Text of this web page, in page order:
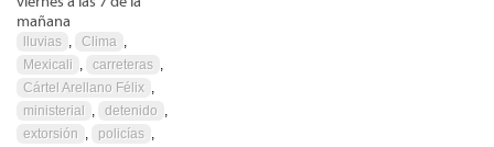
mañana
lluvias , Clima ,
Mexicali , carreteras ,
Cártel Arellano Félix ,
ministerial
, detenido ,
extorsión , policías ,